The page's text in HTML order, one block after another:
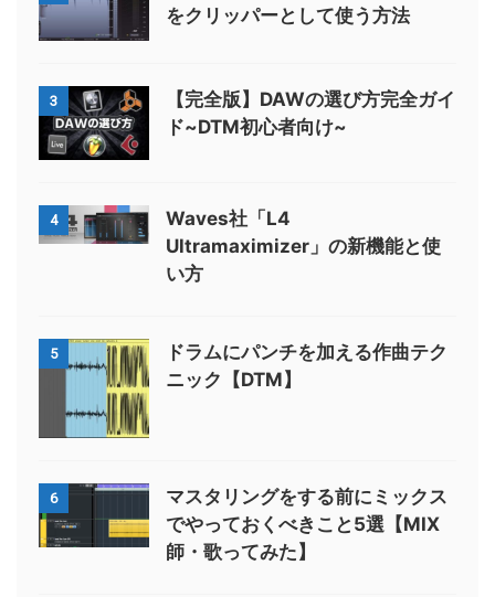
をクリッパーとして使う方法
3
【完全版】DAWの選び方完全ガイ
ド~DTM初心者向け~
4
Waves社「L4
Ultramaximizer」の新機能と使
い方
5
ドラムにパンチを加える作曲テク
ニック【DTM】
6
マスタリングをする前にミックス
でやっておくべきこと5選【MIX
師・歌ってみた】